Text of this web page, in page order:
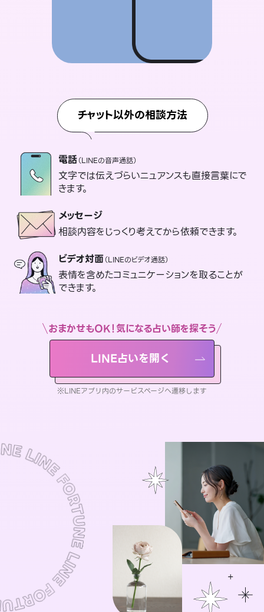
チャット以外の相談方法
電話（LINEの音声通話）
文字では伝えづらいニュアンスも直接言葉にで
きます。
メッセージ
相談内容をじっくり考えてから依頼できます。
ビデオ対面（LINEのビデオ通話）
表情を含めたコミュニケーションを取ることが
できます。
おまかせもOK！気になる占い師を探そう
LINE占いを開く
※LINEアプリ内のサービスページへ遷移します